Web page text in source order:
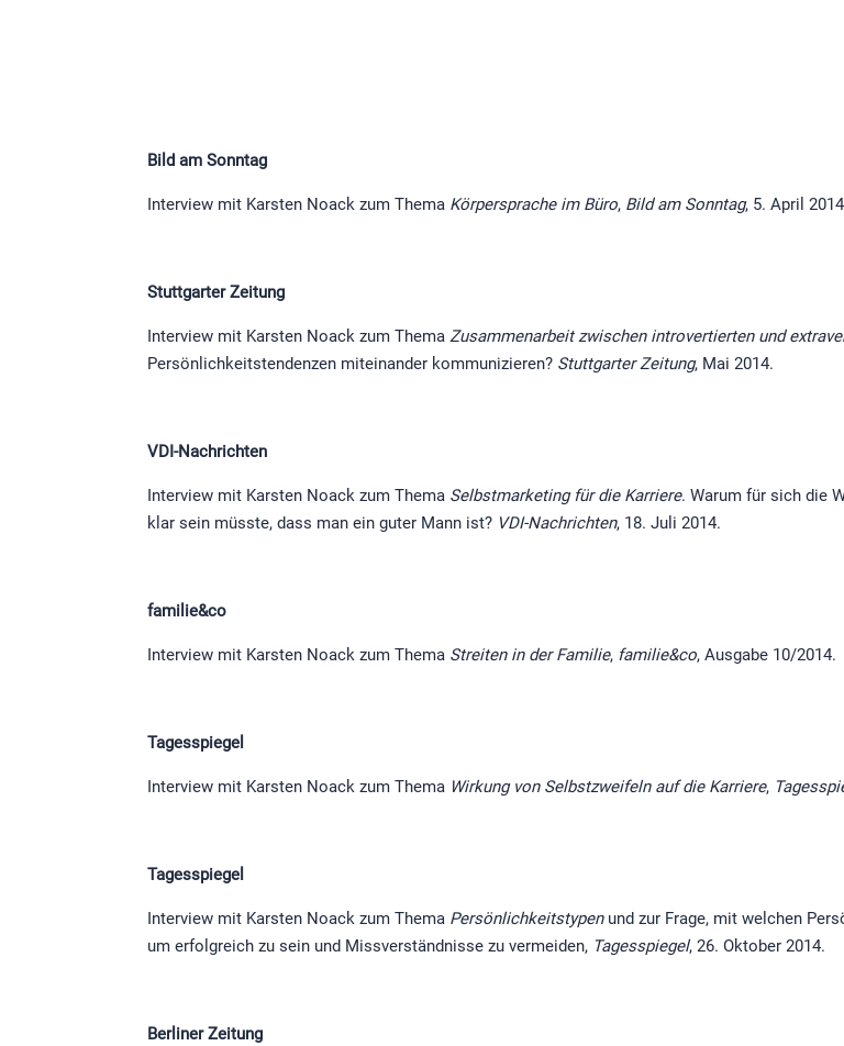
Bild am Sonntag
Interview mit Karsten Noack zum Thema Körpersprache im Büro, Bild am Sonntag, 5. April
Stuttgarter Zeitung
Interview mit Karsten Noack zum ThemaZusammenarbeit zwischen introvertierten und
Persönlichkeitstendenzen miteinander kommunizieren? Stuttgarter Zeitung, Mai 2014.
VDI-Nachrichten
Interview mit Karsten Noack zum Thema Selbstmarketing für die Karriere. Warum für sich die
klar sein müsste, dass man ein guter Mann ist? VDI-Nachrichten, 18. Juli 2014.
familie&co
Interview mit Karsten Noack zum Thema Streiten in der Familie, familie&co, Ausgabe 10/2014.
Tagesspiegel
Interview mit Karsten Noack zum Thema Wirkung von Selbstzweifeln auf die Karriere,
Tagesspiegel
Interview mit Karsten Noack zum Thema Persönlichkeitstypenund zur Frage, mit welchen
um erfolgreich zu sein und Missverständnisse zu vermeiden, Tagesspiegel, 26. Oktober 2014.
Berliner Zeitung